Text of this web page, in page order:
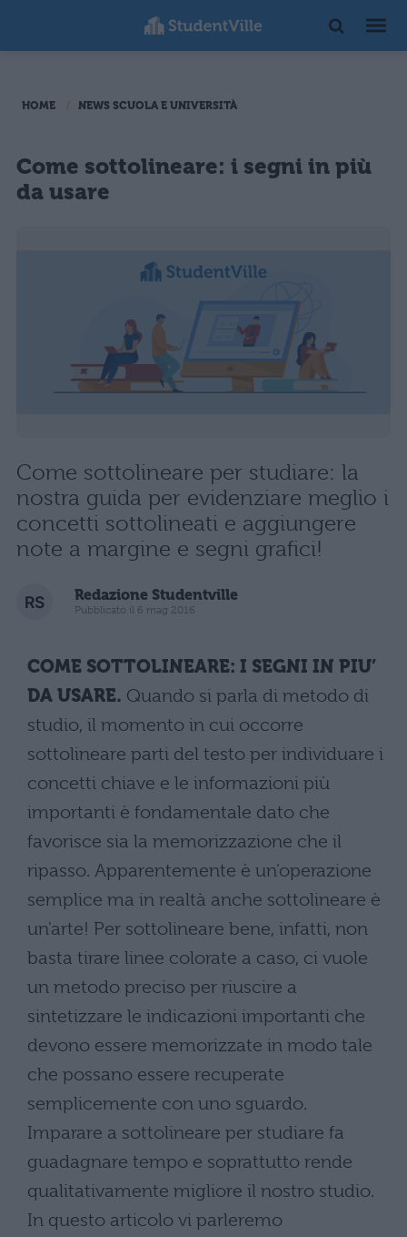
HOME NEWS SCUOLA E UNIVERSITÀ
Come sottolineare: i segni in più
da usare
Come sottolineare per studiare: la
nostra guida per evidenziare meglio i
concetti sottolineati e aggiungere
note a margine e segni grafici!
Redazione Studentville
Pubblicato il 6 mag 2016
COME SOTTOLINEARE: I SEGNI IN PIU’
DA USARE. Quando si parla di metodo di
studio, il momento in cui occorre
sottolineare parti del testo per individuare i
concetti chiave e le informazioni più
importanti è fondamentale dato che
favorisce sia la memorizzazione che il
ripasso. Apparentemente è un’operazione
semplice ma in realtà anche sottolineare è
un'arte! Per sottolineare bene, infatti, non
basta tirare linee colorate a caso, ci vuole
un metodo preciso per riuscire a
sintetizzare le indicazioni importanti che
devono essere memorizzate in modo tale
che possano essere recuperate
semplicemente con uno sguardo.
Imparare a sottolineare per studiare fa
guadagnare tempo e soprattutto rende
qualitativamente migliore il nostro studio.
In questo articolo vi parleremo